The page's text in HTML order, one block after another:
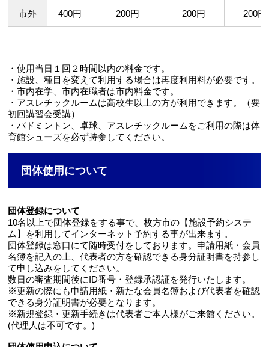
市外 400円 200円 200円 200円
・使用当日１回２時間以内の料金です。
・施設、種目を変えて利用する場合は再度利用料が必要です。
・市内在学、市内在職者は市内料金です。
・アスレチックルームは高校生以上の方が利用できます。（要
初回講習会受講）
・バドミントン、卓球、アスレチックルームをご利用の際は体
育館シューズを必ず持参してください。
団体使用について
団体登録について
10名以上で団体登録をする事で、枚方市の【施設予約システ
ム】を利用してインターネット予約する事が出来ます。
団体登録は窓口にて随時受付をしております。申請用紙・会員
名簿を記入の上、代表者の方を確認できる身分証明書を持参し
て申し込みをしてください。
数日の審査期間後にID番号・登録承認証を発行いたします。
※更新の際にも申請用紙・新たな会員名簿および代表者を確認
できる身分証明書が必要となります。
※新規登録・更新手続きは代表者ご本人様がご来館ください。
(代理人は不可です。)